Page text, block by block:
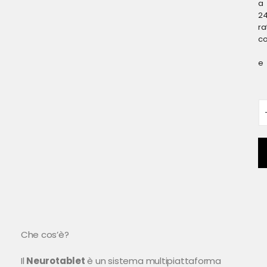
a
e
Che cos’è?
Il Neurotabletè un sistema multipiattaforma